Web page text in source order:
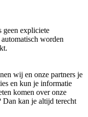
geen expliciete
worden
wij en onze partners je
en kun je informatie
komen over onze
Dan kan je altijd terecht